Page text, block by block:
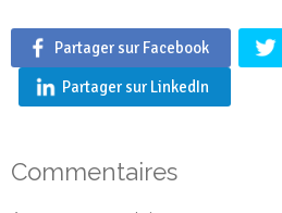
Partager sur Facebook
Partager sur LinkedIn
Commentaires